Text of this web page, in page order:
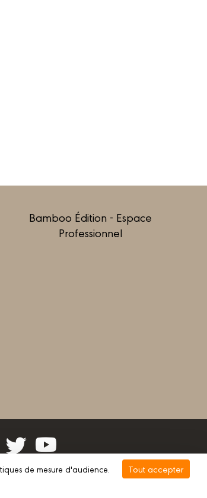
Bamboo Édition - Espace
Professionnel
de mesure d'audience.
Tout accepter